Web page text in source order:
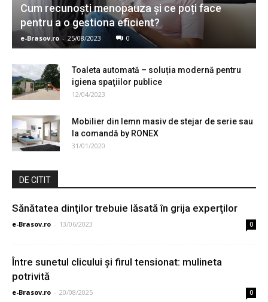
Cum recunoști menopauza și ce poți face
pentru a o gestiona eficient?
e-Brasov.ro - 25/08/2023 0
Toaleta automată – soluția modernă pentru
igiena spaţiilor publice
12/04/2023
Mobilier din lemn masiv de stejar de serie sau
la comandă by RONEX
31/01/2020
DE CITIT
Sănătatea dinţilor trebuie lăsată în grija experţilor
e-Brasov.ro - 13/06/2023 0
Între sunetul clicului și firul tensionat: mulineta
potrivită
e-Brasov.ro - 20/08/2025 0